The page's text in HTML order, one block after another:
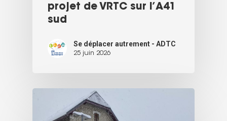
projet de VRTC sur l’A41
sud
Se déplacer autrement - ADTC
25 juin 2026